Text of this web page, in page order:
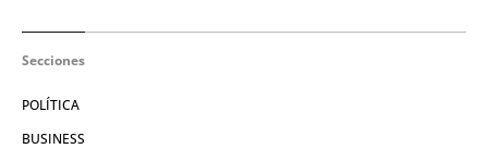
Secciones
POLÍTICA
BUSINESS